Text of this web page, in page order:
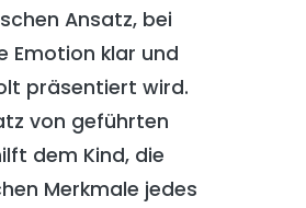
Ansatz, bei
Emotion klar und
präsentiert wird.
von geführten
dem Kind, die
Merkmale jedes